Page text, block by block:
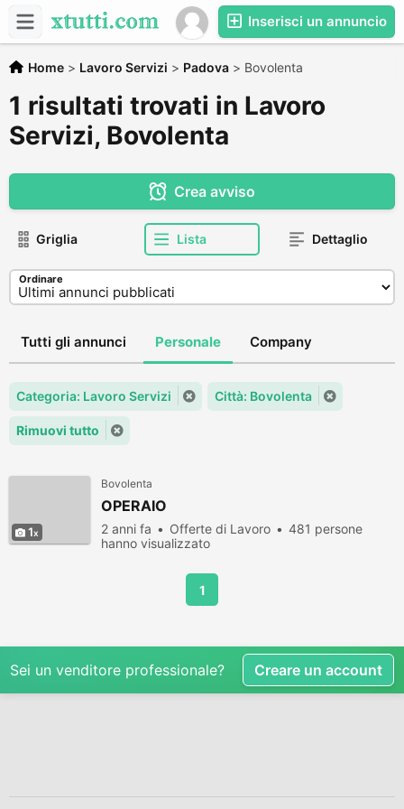
Inserisci un annuncio
Home > Lavoro Servizi > Padova > Bovolenta
1 risultati trovati in Lavoro
Servizi, Bovolenta
Crea avviso
Griglia Lista Dettaglio
Ordinare
Tutti gli annunci Personale Company
Categoria: Lavoro Servizi Città: Bovolenta
Rimuovi tutto
1
Bovolenta
OPERAIO
2 anni fa Offerte di Lavoro
481 persone
hanno visualizzato
1
Sei un venditore professionale? Creare un account